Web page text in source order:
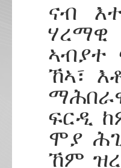
ናብ
ሃረማዊ
ኣብያተ
ኸኣ፣
ፍርዲ
ሞያ
ኸም